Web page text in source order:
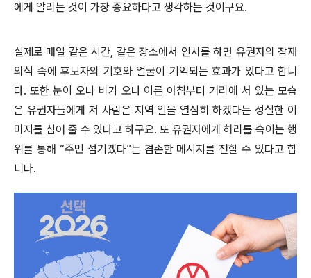
에게 알리는 것이 가장 중요하다고 생각하는 것이구요.
실제로 매일 같은 시간, 같은 장소에서 인사를 하면 유권자의 잠재
의식 속에 후보자의 기호와 얼굴이 기억되는 효과가 있다고 합니
다. 또한 눈이 오나 비가 오나 이른 아침부터 거리에 서 있는 모습
은 유권자들에게 저 사람은 지역 일을 열심히 하겠다는 성실한 이
미지를 심어 줄 수 있다고 하구요. 또 유권자에게 허리를 숙이는 행
위를 통해 “주민 섬기겠다”는 겸손한 메시지를 전할 수 있다고 합
니다.